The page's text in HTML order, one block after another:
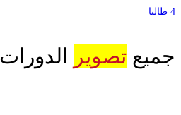
4 طالبا
جميع تصوير الدورات